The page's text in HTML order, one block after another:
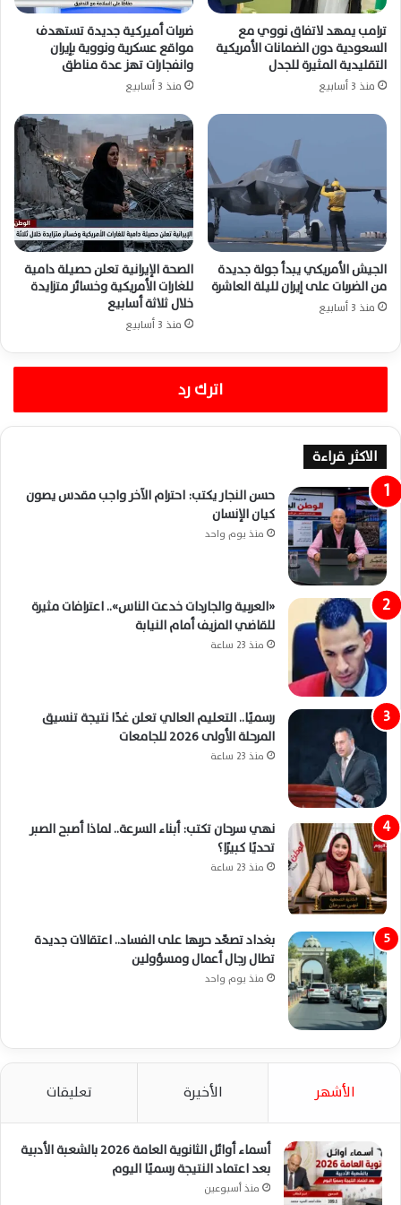
ترامب يمهد لاتفاق نووي مع
السعودية دون الضمانات الأمريكية
التقليدية المثيرة للجدل
منذ 3 أسابيع
ضربات أميركية جديدة تستهدف
مواقع عسكرية ونووية بإيران
وانفجارات تهز عدة مناطق
منذ 3 أسابيع
الجيش الأمريكي يبدأ جولة جديدة
من الضربات على إيران لليلة العاشرة
منذ 3 أسابيع
الصحة الإيرانية تعلن حصيلة دامية
للغارات الأمريكية وخسائر متزايدة
خلال ثلاثة أسابيع
منذ 3 أسابيع
اترك رد
الاكثر قراءة
حسن النجار يكتب: احترام الآخر واجب مقدس يصون
كيان الإنسان
منذ يوم واحد
«العربية والجاردات خدعت الناس».. اعترافات مثيرة
للقاضي المزيف أمام النيابة
منذ 23 ساعة
رسميًا.. التعليم العالي تعلن غدًا نتيجة تنسيق
المرحلة الأولى 2026 للجامعات
منذ 23 ساعة
نهي سرحان تكتب: أبناء السرعة.. لماذا أصبح الصبر
تحديًا كبيرًا؟
منذ 23 ساعة
بغداد تصعّد حربها على الفساد.. اعتقالات جديدة
تطال رجال أعمال ومسؤولين
منذ يوم واحد
الأشهر الأخيرة تعليقات
أسماء أوائل الثانوية العامة 2026 بالشعبة الأدبية
بعد اعتماد النتيجة رسميًا اليوم
منذ أسبوعين